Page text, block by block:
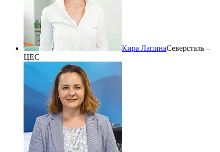
Кира ЛапинаСеверсталь –
ЦЕС